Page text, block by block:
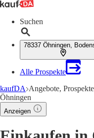
Suchen
78337 Öhningen,
Alle Prospekte
kaufDA Angebote,
Öhningen
Anzeigen